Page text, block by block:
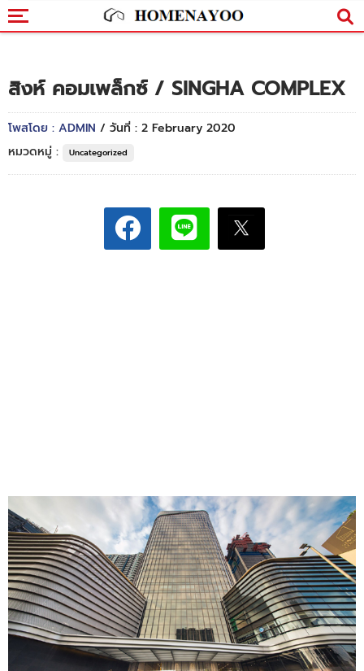
สิงห์ คอมเพล็กซ์ / SINGHA COMPLEX
โพสโดย : ADMIN / วันที่ : 2 February 2020
หมวดหมู่ :
Uncategorized